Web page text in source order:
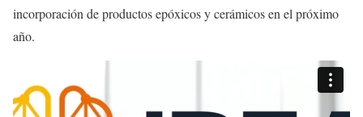
incorporación de productos epóxicos y cerámicos en el próximo
año.